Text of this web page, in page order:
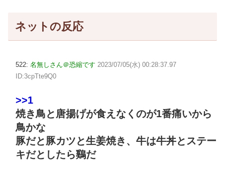
ネットの反応
522: 名無しさん＠恐縮です 2023/07/05(水) 00:28:37.97
ID:3cpTte9Q0
>>1
焼き鳥と唐揚げが食えなくのが1番痛いから
鳥かな
豚だと豚カツと生姜焼き、牛は牛丼とステー
キだとしたら鷄だ